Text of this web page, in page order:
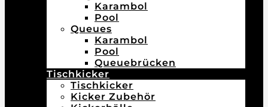
Karambol
Pool
Queues
Karambol
Pool
Queuebrücken
Tischkicker
Tischkicker
Kicker Zubehör